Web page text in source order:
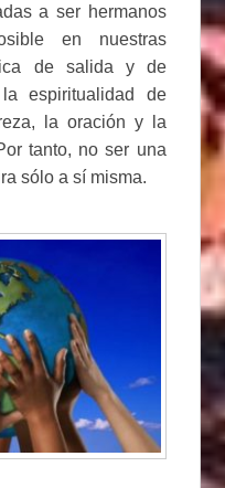
a ser hermanos
en nuestras
de salida y de
espiritualidad de
la oración y la
tanto, no ser una
sólo a sí misma.